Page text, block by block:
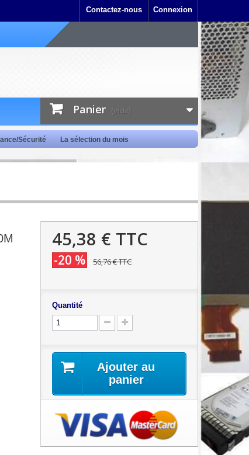
Connexion
Contactez-nous
Panier (vide)
Sécurité La sélection du mois
45,38 € TTC
-20 % 56,76 €TTC
Quantité
Ajouter au
panier